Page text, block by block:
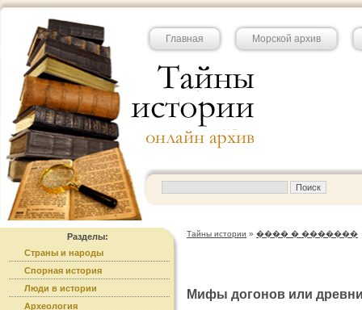
Главная Морской архив
Разделы:
Страны и народы
Спорная история
Люди в истории
Археология
Тайны истории » ���� � �������
Мифы догонов или